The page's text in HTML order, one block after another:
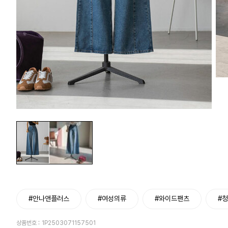
#안나앤플러스 #여성의류 #와이드팬츠 #
상품번호 : 1P2503071157501